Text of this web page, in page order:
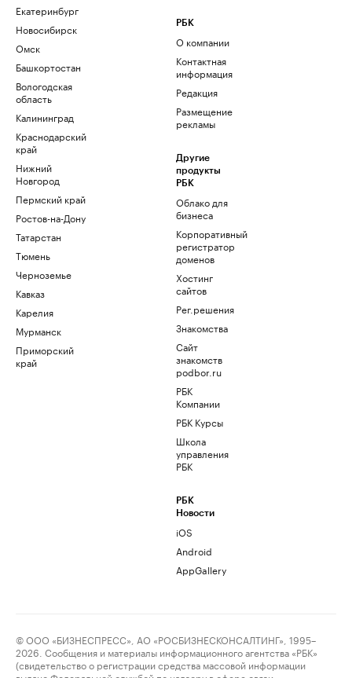
Екатеринбург
Новосибирск
Омск
Башкортостан
Вологодская
область
Калининград
Краснодарский
край
Нижний
Новгород
Пермский край
Ростов-на-Дону
Татарстан
Тюмень
Черноземье
Кавказ
Карелия
Мурманск
Приморский
край
РБК
О компании
Контактная
информация
Редакция
Размещение
рекламы
Другие
продукты
РБК
Облако для
бизнеса
Корпоративный
регистратор
доменов
Хостинг
сайтов
Рег.решения
Знакомства
Сайт
знакомств
podbor.ru
РБК
Компании
РБК Курсы
Школа
управления
РБК
РБК
Новости
iOS
Android
AppGallery
© ООО «БИЗНЕСПРЕСС», АО «РОСБИЗНЕСКОНСАЛТИНГ», 1995–
2026. Сообщения и материалы информационного агентства «РБК»
(свидетельство о регистрации средства массовой информации